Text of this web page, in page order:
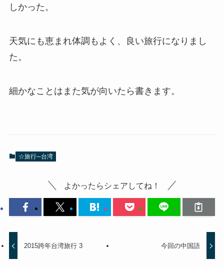
しかった。
天気にも恵まれ体調もよく、良い旅行になりまし
た。
細かなことはまた気が向いたら書きます。
☆旅行─台湾
よかったらシェアしてね！
2015跨年台湾旅行 3 今回の中国語